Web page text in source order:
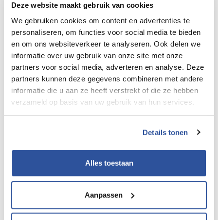
Deze website maakt gebruik van cookies
We gebruiken cookies om content en advertenties te
personaliseren, om functies voor social media te bieden
en om ons websiteverkeer te analyseren. Ook delen we
informatie over uw gebruik van onze site met onze
partners voor social media, adverteren en analyse. Deze
partners kunnen deze gegevens combineren met andere
informatie die u aan ze heeft verstrekt of die ze hebben
verzameld op basis van uw gebruik van hun services.
Details tonen
Alles toestaan
Aanpassen